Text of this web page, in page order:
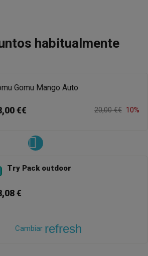
habitualmente
Gomu Mango Auto
€€ 20,00 €€ 10%
Try Pack outdoor
€
Cambiar refresh